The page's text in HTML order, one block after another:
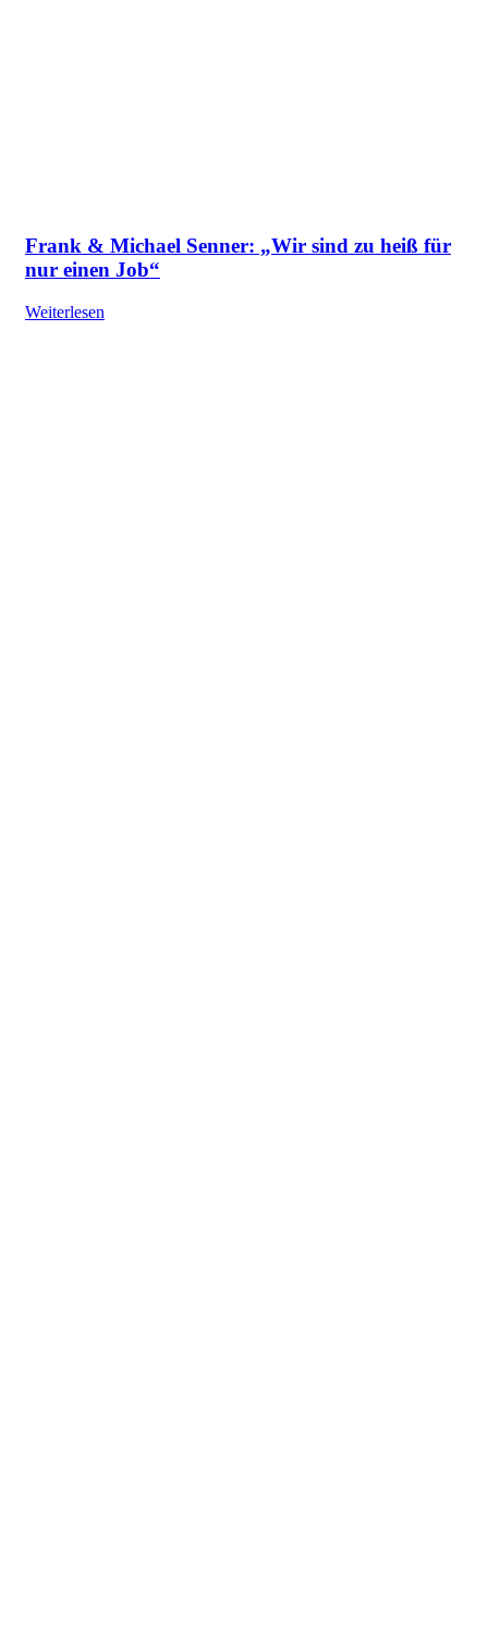
Frank & Michael Senner: „Wir sind zu heiß für
nur einen Job“
Weiterlesen